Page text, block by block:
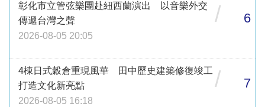
彰化市立管弦樂團赴紐西蘭演出 以音樂外交
傳遞台灣之聲
2026-08-05 20:05
/ 6
4棟日式穀倉重現風華 田中歷史建築修復竣工
打造文化新亮點
2026-08-05 16:18
/ 7